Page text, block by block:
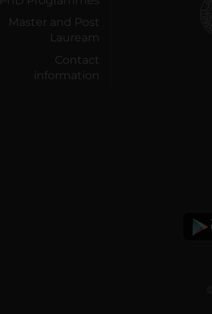
Master and Post
Lauream
Contact
information